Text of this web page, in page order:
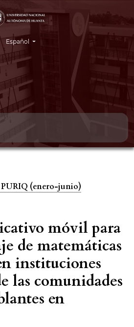
Cambiar el idioma. El idioma actual es:
Español
PURIQ (enero-junio)
móvil para
de matemáticas
instituciones
las comunidades
en